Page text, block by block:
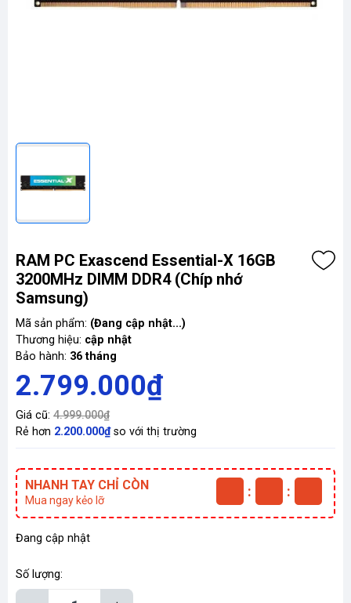
RAM PC Exascend Essential-X 16GB
3200MHz DIMM DDR4 (Chíp nhớ
Samsung)
Mã sản phẩm: (Đang cập nhật...)
Thương hiệu: cập nhật
Bảo hành: 36 tháng
2.799.000₫
Giá cũ: 4.999.000₫
Rẻ hơn 2.200.000₫so với thị trường
NHANH TAY CHỈ CÒN
Mua ngay kẻo lỡ
: :
Đang cập nhật
Số lượng: